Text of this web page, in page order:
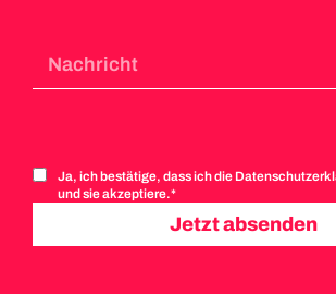
Ja, ich bestätige, dass ich die
und sie akzeptiere.*
Jetzt absenden